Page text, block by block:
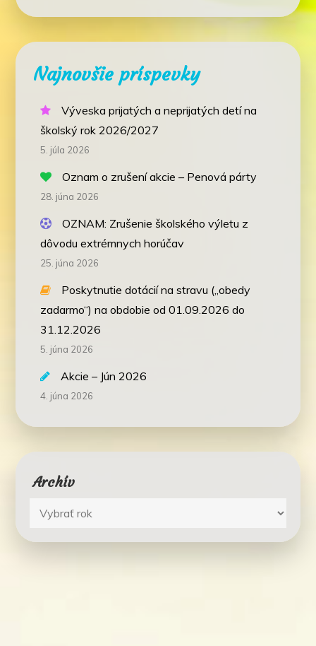
Najnovšie príspevky
Výveska prijatých a neprijatých detí na
školský rok 2026/2027
5. júla 2026
Oznam o zrušení akcie – Penová párty
28. júna 2026
OZNAM: Zrušenie školského výletu z
dôvodu extrémnych horúčav
25. júna 2026
Poskytnutie dotácií na stravu („obedy
zadarmo“) na obdobie od 01.09.2026 do
31.12.2026
5. júna 2026
Akcie – Jún 2026
4. júna 2026
Archív
Archív